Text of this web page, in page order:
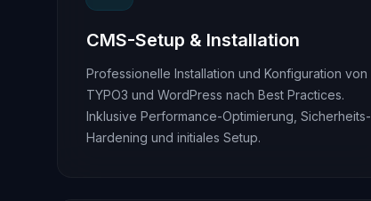
CMS-Setup & Installation
Professionelle Installation und Konfiguration von
TYPO3 und WordPress nach Best Practices.
Inklusive Performance-Optimierung, Sicherheits-
Hardening und initiales Setup.